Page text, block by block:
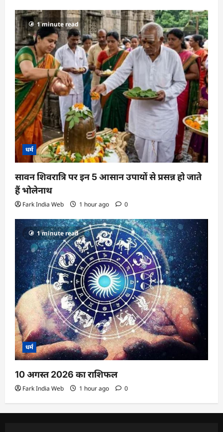
1 minute read
धर्म
सावन शिवरात्रि पर इन 5 आसान उपायों से प्रसन्न हो जाते
हैं भोलेनाथ
Fark India Web 1 hour ago 0
1 minute read
धर्म
10 अगस्त 2026 का राशिफल
Fark India Web 1 hour ago 0